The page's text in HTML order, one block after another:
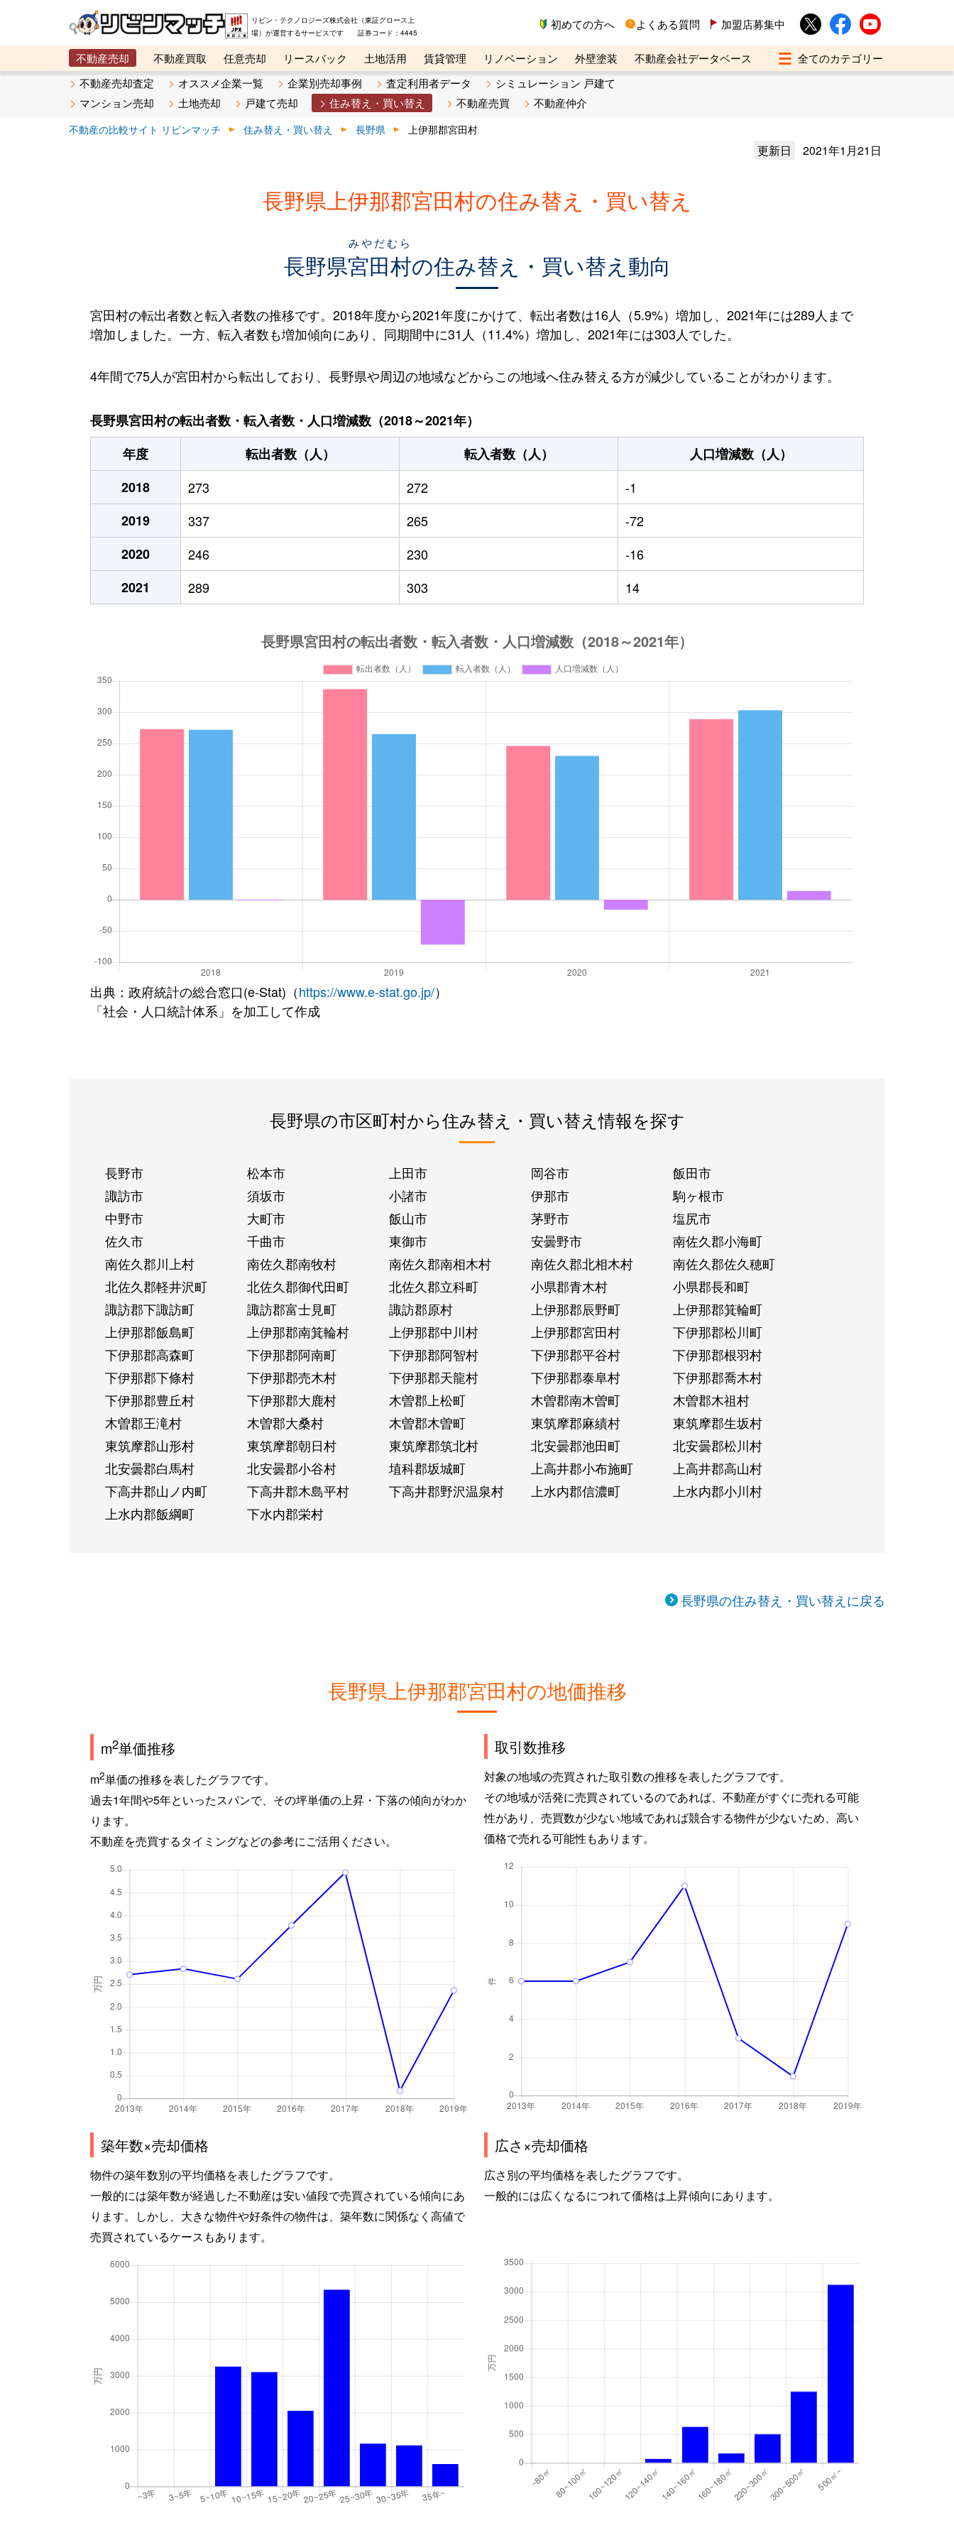
リビン・テクノロジーズ株式会社（東証グロース上
場）が運営するサービスです 証券コード：4445
初めての方へ よくある質問 加盟店募集中
不動産売却 不動産買取 任意売却 リースバック 土地活用 賃貸管理 リノベーション 外壁塗装
不動産会社データベース
メタ住宅展示場
ベスト不動産カンパニー オンライン講座 リビンマガジンBiz 不動産売却ご相談デスク
不動産売却査定 オススメ企業一覧 企業別売却事例 査定利用者データ
シミュレーション 戸建て
マンション売却
土地売却 戸建て売却 住み替え・買い替え 不動産売買 不動産仲介
不動産の比較サイト リビンマッチ 住み替え・買い替え 長野県 上伊那郡宮田村
更新日 2021年1月21日
長野県上伊那郡宮田村の住み替え・買い替え
長野県宮田村
みやだむら
の住み替え・買い替え動向
宮田村の転出者数と転入者数の推移です。2018年度から2021年度にかけて、転出者数は16人（5.9%）増加し、2021年には289人まで
増加しました。一方、転入者数も増加傾向にあり、同期間中に31人（11.4%）増加し、2021年には303人でした。
4年間で75人が宮田村から転出しており、長野県や周辺の地域などからこの地域へ住み替える方が減少していることがわかります。
長野県宮田村の転出者数・転入者数・人口増減数（2018～2021年）
年度
転出者数（人） 転入者数（人）
人口増減数（人）
2018
273 272
-1
2019
337 265
-72
2020
246 230
-16
2021
289 303 14
出典：政府統計の総合窓口(e-Stat)（https://www.e-stat.go.jp/）
「社会・人口統計体系」を加工して作成
長野県の市区町村から住み替え・買い替え情報を探す
長野市 松本市 上田市 岡谷市
飯田市
諏訪市
須坂市 小諸市 伊那市
駒ヶ根市
中野市
大町市 飯山市 茅野市
塩尻市
佐久市
千曲市 東御市 安曇野市
南佐久郡小海町
南佐久郡川上村
南佐久郡南牧村 南佐久郡南相木村 南佐久郡北相木村
南佐久郡佐久穂町
北佐久郡軽井沢町
北佐久郡御代田町 北佐久郡立科町 小県郡青木村
小県郡長和町
諏訪郡下諏訪町
諏訪郡富士見町 諏訪郡原村 上伊那郡辰野町
上伊那郡箕輪町
上伊那郡飯島町
上伊那郡南箕輪村 上伊那郡中川村 上伊那郡宮田村
下伊那郡松川町
下伊那郡高森町
下伊那郡阿南町 下伊那郡阿智村 下伊那郡平谷村
下伊那郡根羽村
下伊那郡下條村
下伊那郡売木村 下伊那郡天龍村 下伊那郡泰阜村
下伊那郡喬木村
下伊那郡豊丘村
下伊那郡大鹿村 木曽郡上松町 木曽郡南木曽町
木曽郡木祖村
木曽郡王滝村
木曽郡大桑村 木曽郡木曽町 東筑摩郡麻績村
東筑摩郡生坂村
東筑摩郡山形村
東筑摩郡朝日村 東筑摩郡筑北村 北安曇郡池田町
北安曇郡松川村
北安曇郡白馬村
北安曇郡小谷村 埴科郡坂城町 上高井郡小布施町
上高井郡高山村
下高井郡山ノ内町
下高井郡木島平村 下高井郡野沢温泉村 上水内郡信濃町
上水内郡小川村
上水内郡飯綱町
下水内郡栄村
長野県の住み替え・買い替えに戻る
長野県上伊那郡宮田村の地価推移
m2単価推移
m2単価の推移を表したグラフです。
過去1年間や5年といったスパンで、その坪単価の上昇・下落の傾向がわか
ります。
不動産を売買するタイミングなどの参考にご活用ください。
取引数推移
対象の地域の売買された取引数の推移を表したグラフです。
その地域が活発に売買されているのであれば、不動産がすぐに売れる可能
性があり、売買数が少ない地域であれば競合する物件が少ないため、高い
価格で売れる可能性もあります。
築年数×売却価格
物件の築年数別の平均価格を表したグラフです。
一般的には築年数が経過した不動産は安い値段で売買されている傾向にあ
ります。しかし、大きな物件や好条件の物件は、築年数に関係なく高値で
売買されているケースもあります。
広さ×売却価格
広さ別の平均価格を表したグラフです。
一般的には広くなるにつれて価格は上昇傾向にあります。